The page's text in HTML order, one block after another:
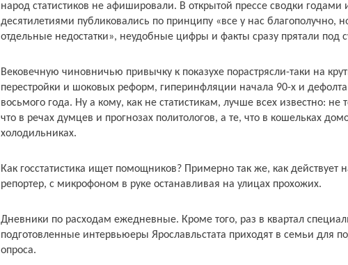
народ статистиков не афишировали. В открытой прессе сводки годами
десятилетиями публиковались по принципу «все у нас благополучно,
отдельные недостатки», неудобные цифры и факты сразу прятали под
Вековечную чиновничью привычку к показухе порастрясли-таки на
перестройки и шоковых реформ, гиперинфляции начала 90-х и дефолта
восьмого года. Ну а кому, как не статистикам, лучше всех известно: не
что в речах думцев и прогнозах политологов, а те, что в кошельках
холодильниках.
Как госстатистика ищет помощников? Примерно так же, как действует
репортер, с микрофоном в руке останавливая на улицах прохожих.
Дневники по расходам ежедневные. Кроме того, раз в квартал
подготовленные интервьюеры Ярославльстата приходят в семьи для
опроса.